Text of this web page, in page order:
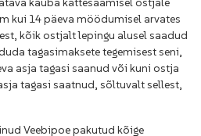
kui 14 päeva möödumisel arvates
kõik ostjalt lepingu alusel saadud
tagasimaksete tegemisest seni,
asja tagasi saanud või kuni ostja
tagasi saatnud, sõltuvalt sellest,
Veebipoe pakutud kõige